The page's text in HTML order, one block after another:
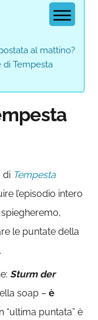
al mattino?
Tempesta
di Tempesta
l’episodio intero
le puntate della
Sturm der
soap –è
“ultima puntata” è